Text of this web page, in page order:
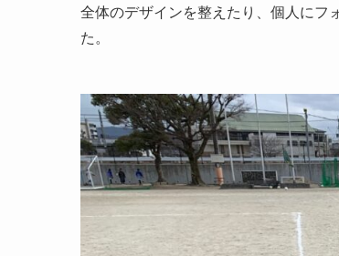
全体のデザインを整えたり、個人にフ
た。